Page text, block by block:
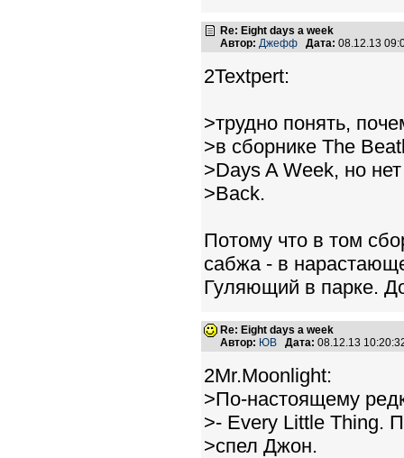
Re: Eight days a week
Автор: Джефф Дата: 08.12.13
2Textpert:
>трудно понять,
>в сборнике The
>Days A Week, но
>Back.
Потому что в том
сабжа - в
Гуляющий в парке.
Re: Eight days a week
Автор: ЮВ Дата: 08.12.13
2Mr.Moonlight:
>По-настоящему
>- Every Little Thing.
>спел Джон.